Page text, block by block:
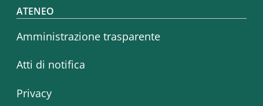
Footer menu
ATENEO
Amministrazione trasparente
Atti di notifica
Privacy